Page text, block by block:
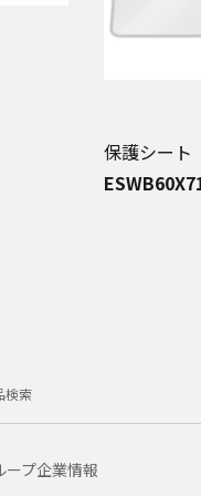
保護シート
検索
ープ企業情報